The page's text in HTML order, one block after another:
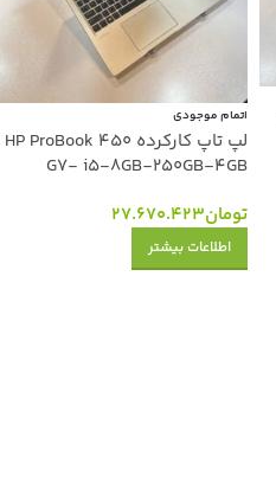
اتمام موجودی
لپ تاپ کارکرده HP ProBook 450
G7- i5-8GB-250GB-4GB
تومان27.670.423
اطلاعات بیشتر